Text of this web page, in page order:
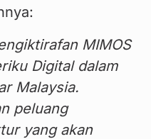
MIMOS
Digital dalam
Malaysia.
peluang
yang akan